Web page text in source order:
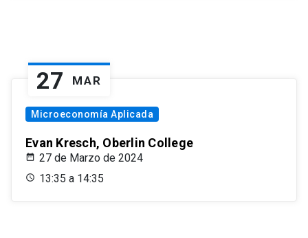
27 MAR
Microeconomía Aplicada
Evan Kresch, Oberlin College
27 de Marzo de 2024
13:35 a 14:35